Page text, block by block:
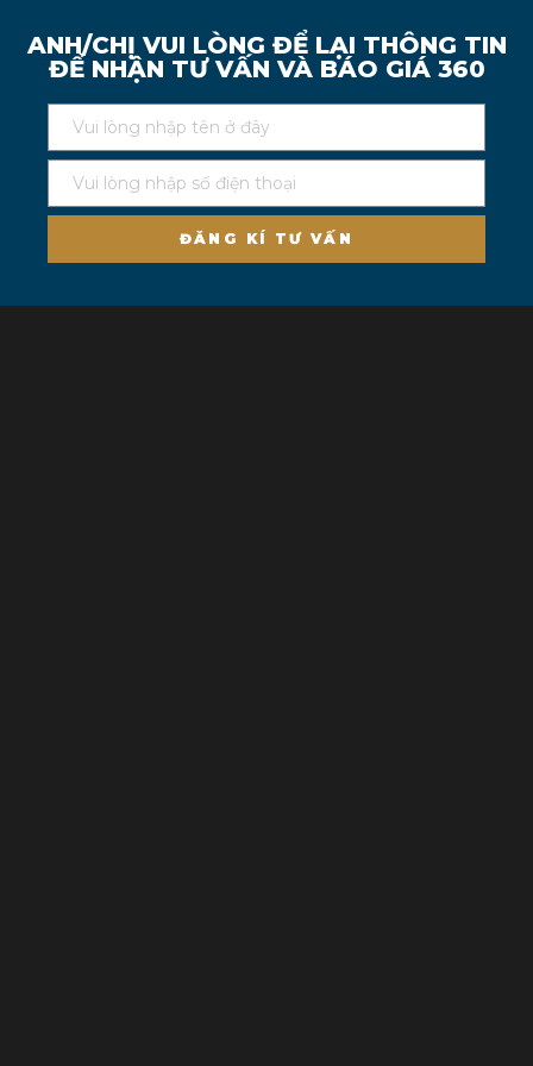
ANH/CHỊ VUI LÒNG ĐỂ LẠI THÔNG TIN
ĐỂ NHẬN TƯ VẤN VÀ BÁO GIÁ 360
ĐĂNG KÍ TƯ VẤN